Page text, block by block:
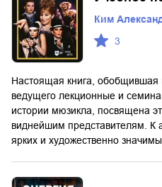
Ким
3
Настоящая книга, обобщившая
ведущего лекционные и
истории мюзикла, посвящена
виднейшим представителям. К
ярких и художественно